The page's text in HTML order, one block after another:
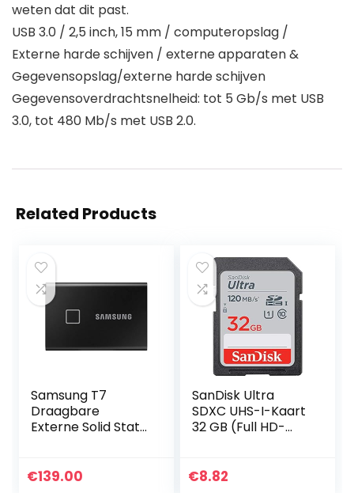
weten dat dit past.
USB 3.0 / 2,5 inch, 15 mm / computeropslag /
Externe harde schijven / externe apparaten &
Gegevensopslag/externe harde schijven
Gegevensoverdrachtsnelheid: tot 5 Gb/s met USB
3.0, tot 480 Mb/s met USB 2.0.
Related Products
Samsung T7
Draagbare
Externe Solid State
€139.00
SanDisk Ultra
SDXC UHS-I-Kaart
32 GB (Full HD-
Leessnelheden Tot
€8.82